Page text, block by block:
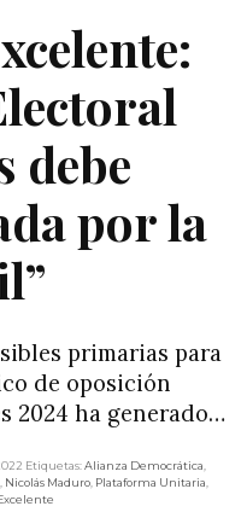
debe
por la
primarias para
de oposición
2024 ha generado…
Etiquetas:Alianza Democrática,
, Nicolás Maduro, Plataforma Unitaria,